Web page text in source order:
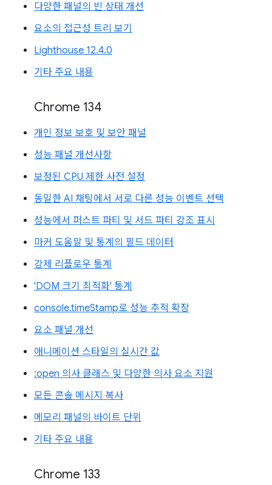
다양한 패널의 빈 상태 개선
요소의 접근성 트리 보기
Lighthouse 12.4.0
기타 주요 내용
Chrome 134
개인 정보 보호 및 보안 패널
성능 패널 개선사항
보정된 CPU 제한 사전 설정
동일한 AI 채팅에서 서로 다른 성능 이벤트 선택
성능에서 퍼스트 파티 및 서드 파티 강조 표시
마커 도움말 및 통계의 필드 데이터
강제 리플로우 통계
'DOM 크기 최적화' 통계
console.timeStamp로 성능 추적 확장
요소 패널 개선
애니메이션 스타일의 실시간 값
:open 의사 클래스 및 다양한 의사 요소 지원
모든 콘솔 메시지 복사
메모리 패널의 바이트 단위
기타 주요 내용
Chrome 133